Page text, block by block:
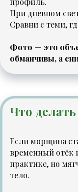
При дневном
Сравни с теми,
Фото — это
обманчивы, а
Что
Если морщина
временный отёк
практике, но
тело.